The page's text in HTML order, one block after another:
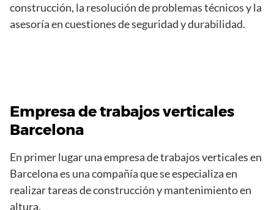
construcción, la resolución de problemas técnicos y la
asesoría en cuestiones de seguridad y durabilidad.
Empresa de trabajos verticales
Barcelona
En primer lugar una empresa de trabajos verticales en
Barcelona es una compañía que se especializa en
realizar tareas de construcción y mantenimiento en
altura.